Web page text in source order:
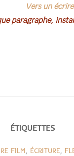
Vers un
paragraphe,
ÉTIQUETTES
FILM, ÉCRITURE,